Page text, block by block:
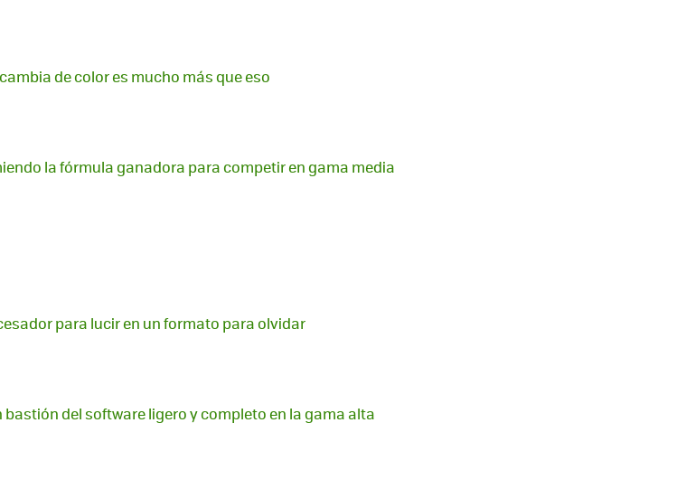
de color es mucho más que eso
la fórmula ganadora para competir en gama media
para lucir en un formato para olvidar
del software ligero y completo en la gama alta